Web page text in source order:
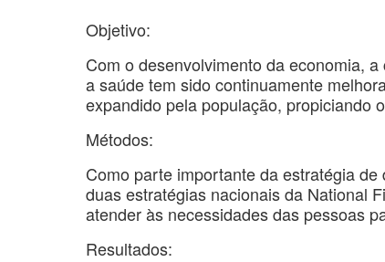
Objetivo:
Com o desenvolvimento da economia,
a saúde tem sido continuamente
expandido pela população, propiciando
Métodos:
Como parte importante da estratégia
duas estratégias nacionais da National
atender às necessidades das pessoas
Resultados: